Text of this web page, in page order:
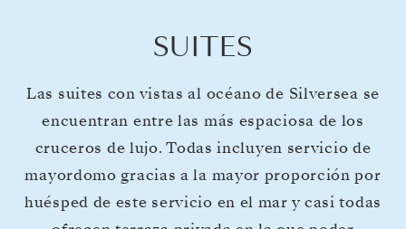
SUITES
Las suites con vistas al océano de Silversea se
encuentran entre las más espaciosa de los
cruceros de lujo. Todas incluyen servicio de
mayordomo gracias a la mayor proporción por
huésped de este servicio en el mar y casi todas